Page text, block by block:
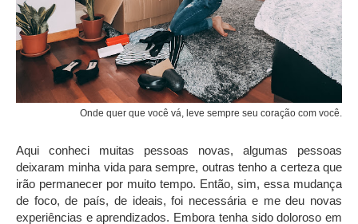
Onde quer que você vá, leve sempre seu coração com você.
Aqui conheci muitas pessoas novas, algumas pessoas
deixaram minha vida para sempre, outras tenho a certeza que
irão permanecer por muito tempo. Então, sim, essa mudança
de foco, de país, de ideais, foi necessária e me deu novas
experiências e aprendizados. Embora tenha sido doloroso em